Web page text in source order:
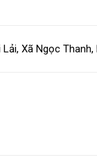
Xã Ngọc Thanh,